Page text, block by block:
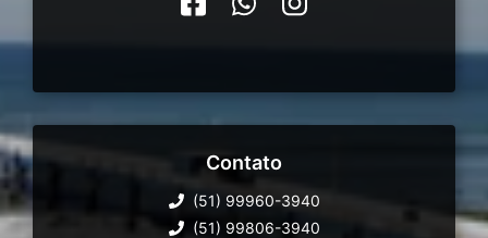
Contato
(51) 99960-3940
(51) 99806-3940